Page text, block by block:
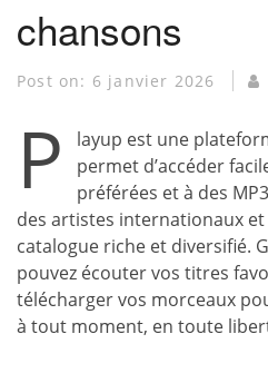
chansons
Post on: 6 janvier 2026
P
layup est une
permet d’accéder
préférées et à des
des artistes internationaux
catalogue riche et diversifié.
pouvez écouter vos titres
télécharger vos morceaux
à tout moment, en toute